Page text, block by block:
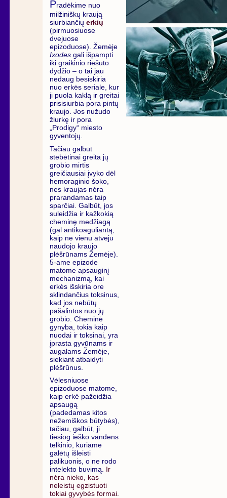
Pradėkime nuo
milžiniškų kraują
siurbiančiųerkių
(pirmuosiuose
dvejuose
epizoduose). Žemėje
Ixodes gali išpampti
iki graikinio riešuto
dydžio – o tai jau
nedaug besiskiria
nuo erkės seriale, kur
ji puola kaklą ir greitai
prisisiurbia pora pintų
kraujo. Jos nužudo
žiurkę ir pora
„Prodigy“ miesto
gyventojų.
Tačiau galbūt
stebėtinai greita jų
grobio mirtis
greičiausiai įvyko dėl
hemoraginio šoko,
nes kraujas nėra
prarandamas taip
sparčiai. Galbūt, jos
suleidžia ir kažkokią
cheminę medžiagą
(gal antikoaguliantą,
kaip ne vienu atveju
naudojo kraujo
plėšrūnams Žemėje).
5-ame epizode
matome apsauginį
mechanizmą, kai
erkės išskiria ore
sklindančius toksinus,
kad jos nebūtų
pašalintos nuo jų
grobio. Cheminė
gynyba, tokia kaip
nuodai ir toksinai, yra
įprasta gyvūnams ir
augalams Žemėje,
siekiant atbaidyti
plėšrūnus.
Vėlesniuose
epizoduose matome,
kaip erkė pažeidžia
apsaugą
(padedamas kitos
nežemiškos būtybės),
tačiau, galbūt, ji
tiesiog ieško vandens
telkinio, kuriame
galėtų išleisti
palikuonis, o ne rodo
intelekto buvimą. Ir
nėra nieko, kas
neleistų egzistuoti
tokiai gyvybės formai.